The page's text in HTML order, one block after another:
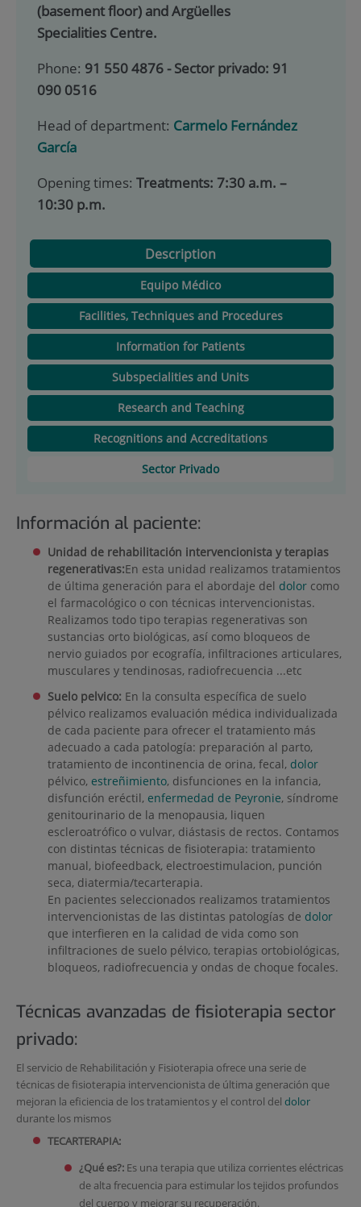
(basement floor) and Argüelles
Specialities Centre.
Phone: 91 550 4876 - Sector privado: 91
090 0516
Head of department: Carmelo Fernández
García
Opening times: Treatments: 7:30 a.m. –
10:30 p.m.
Description
Equipo Médico
Facilities, Techniques and Procedures
Information for Patients
Subspecialities and Units
Research and Teaching
Recognitions and Accreditations
Sector Privado
Información al paciente:
Unidad de rehabilitación intervencionista y terapias
regenerativas:En esta unidad realizamos tratamientos
de última generación para el abordaje del dolorcomo
el farmacológico o con técnicas intervencionistas.
Realizamos todo tipo terapias regenerativas son
sustancias orto biológicas, así como bloqueos de
nervio guiados por ecografía, infiltraciones articulares,
musculares y tendinosas, radiofrecuencia ...etc
Suelo pelvico: En la consulta específica de suelo
pélvico realizamos evaluación médica individualizada
de cada paciente para ofrecer el tratamiento más
adecuado a cada patología: preparación al parto,
tratamiento de incontinencia de orina, fecal, dolor
pélvico, estreñimiento, disfunciones en la infancia,
disfunción eréctil, enfermedad de Peyronie, síndrome
genitourinario de la menopausia, liquen
escleroatrófico o vulvar, diástasis de rectos. Contamos
con distintas técnicas de fisioterapia: tratamiento
manual, biofeedback, electroestimulacion, punción
seca, diatermia/tecarterapia.
En pacientes seleccionados realizamos tratamientos
intervencionistas de las distintas patologías de dolor
que interfieren en la calidad de vida como son
infiltraciones de suelo pélvico, terapias ortobiológicas,
bloqueos, radiofrecuencia y ondas de choque focales.
Técnicas avanzadas de fisioterapia sector
privado:
El servicio de Rehabilitación y Fisioterapia ofrece una serie de
técnicas de fisioterapia intervencionista de última generación que
mejoran la eficiencia de los tratamientos y el control del dolor
durante los mismos
TECARTERAPIA:
¿Qué es?: Es una terapia que utiliza corrientes eléctricas
de alta frecuencia para estimular los tejidos profundos
del cuerpo y mejorar su recuperación.